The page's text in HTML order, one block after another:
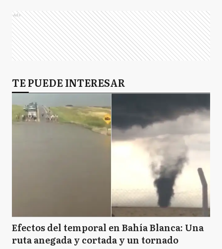
Ads
TE PUEDE INTERESAR
Efectos del temporal en Bahía Blanca: Una
ruta anegada y cortada y un tornado